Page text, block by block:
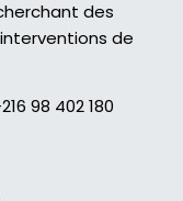
des
de
98 402 180